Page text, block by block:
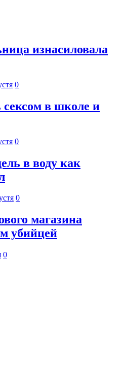
изнасиловала
0
в школе и
0
в воду как
0
магазина
убийцей
0